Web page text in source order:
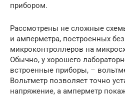
прибором.
Рассмотрены не сложные
и амперметра, построенных
микроконтроллеров на
Обычно, у хорошего
встроенные приборы, –
Вольтметр позволяет точно
напряжение, а амперметр